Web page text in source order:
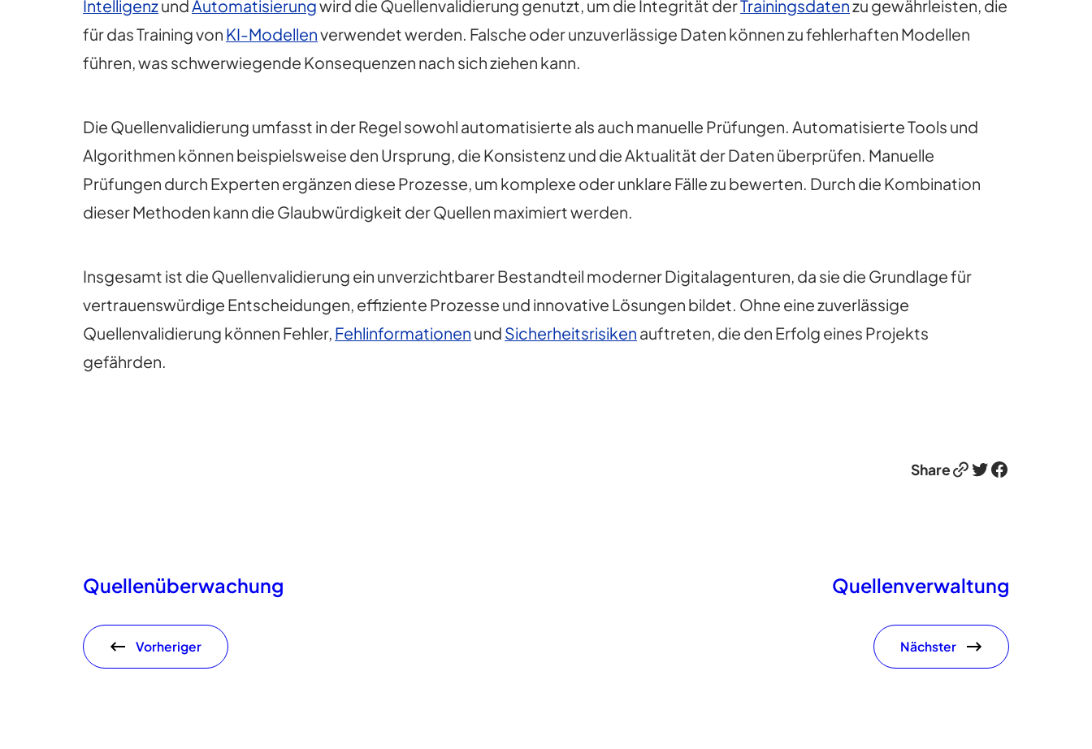
Intelligenzund Automatisierungwird die Quellenvalidierung genutzt, um die Integrität derTrainingsdatenzu gewährleisten, die
für das Training von KI-Modellenverwendet werden. Falsche oder unzuverlässige Daten können zu fehlerhaften Modellen
führen, was schwerwiegende Konsequenzen nach sich ziehen kann.
Die Quellenvalidierung umfasst in der Regel sowohl automatisierte als auch manuelle Prüfungen. Automatisierte Tools und
Algorithmen können beispielsweise den Ursprung, die Konsistenz und die Aktualität der Daten überprüfen. Manuelle
Prüfungen durch Experten ergänzen diese Prozesse, um komplexe oder unklare Fälle zu bewerten. Durch die Kombination
dieser Methoden kann die Glaubwürdigkeit der Quellen maximiert werden.
Insgesamt ist die Quellenvalidierung ein unverzichtbarer Bestandteil moderner Digitalagenturen, da sie die Grundlage für
vertrauenswürdige Entscheidungen, effiziente Prozesse und innovative Lösungen bildet. Ohne eine zuverlässige
Quellenvalidierung können Fehler, Fehlinformationen und Sicherheitsrisiken auftreten, die den Erfolg eines Projekts
gefährden.
ShareLink Twitter Facebook
Quellenüberwachung
Vorheriger
Quellenverwaltung
Nächster